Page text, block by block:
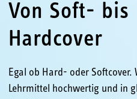
Von Soft- bis
Hardcover
Egal ob Hard- oder Softcover.
Lehrmittel hochwertig und in